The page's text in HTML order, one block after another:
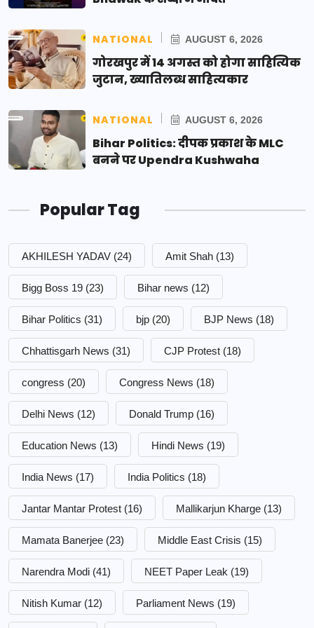
NATIONAL AUGUST 6, 2026
गोरखपुर में 14 अगस्त को होगा साहित्यिक
जुटान, ख्यातिलब्ध साहित्यकार
NATIONAL AUGUST 6, 2026
Bihar Politics: दीपक प्रकाश के MLC
बनने पर Upendra Kushwaha
Popular Tag
AKHILESH YADAV (24) Amit Shah (13)
Bigg Boss 19 (23) Bihar news (12)
Bihar Politics (31) bjp (20) BJP News (18)
Chhattisgarh News (31) CJP Protest (18)
congress (20) Congress News (18)
Delhi News (12) Donald Trump (16)
Education News (13) Hindi News (19)
India News (17) India Politics (18)
Jantar Mantar Protest (16) Mallikarjun Kharge (13)
Mamata Banerjee (23) Middle East Crisis (15)
Narendra Modi (41) NEET Paper Leak (19)
Nitish Kumar (12) Parliament News (19)